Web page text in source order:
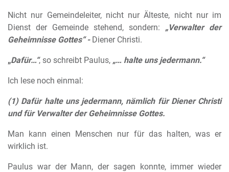
Nicht nur Gemeindeleiter, nicht nur Älteste, nicht nur im
Dienst der Gemeinde stehend, sondern: „Verwalter der
Geheimnisse Gottes“ -Diener Christi.
„Dafür…“, so schreibt Paulus, „… halte uns jedermann.“
Ich lese noch einmal:
(1) Dafür halte uns jedermann, nämlich für Diener Christi
und für Verwalter der Geheimnisse Gottes.
Man kann einen Menschen nur für das halten, was er
wirklich ist.
Paulus war der Mann, der sagen konnte, immer wieder